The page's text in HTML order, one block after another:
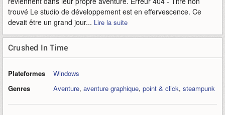
trouvé Le studio de développement est en effervescence. Ce
devait être un grand jour... Lire la suite
Crushed In Time
Plateformes
Windows
Genres
Aventure, aventure graphique, point & click, steampunk